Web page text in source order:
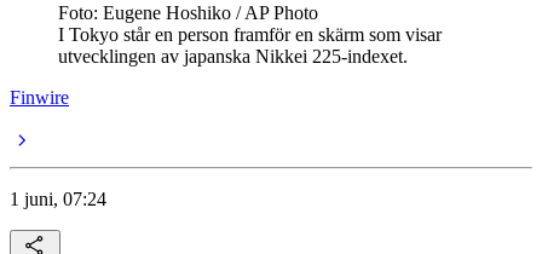
Foto: Eugene Hoshiko / AP Photo
I Tokyo står en person framför en skärm som visar
utvecklingen av japanska Nikkei 225-indexet.
Finwire
1 juni, 07:24